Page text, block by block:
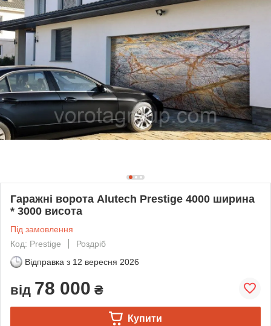
Гаражні ворота Alutech Prestige 4000 ширина
* 3000 висота
Під замовлення
Код: Prestige
Роздріб
Відправка з 12 вересня 2026
від 78 000 ₴
Купити